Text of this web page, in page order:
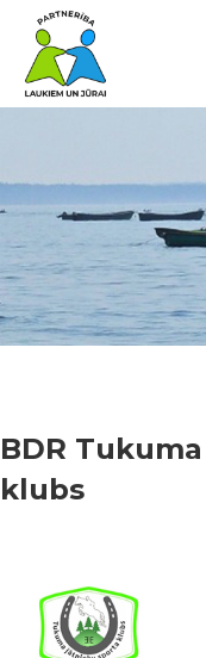
BDR
klubs